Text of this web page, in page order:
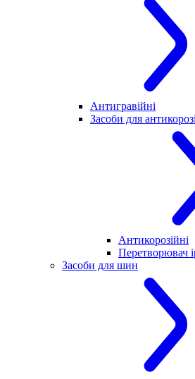
Антигравійні
Засоби для
Антикорозійні
Перетворювач
Засоби для шин